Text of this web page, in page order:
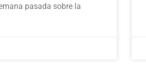
pasada sobre la